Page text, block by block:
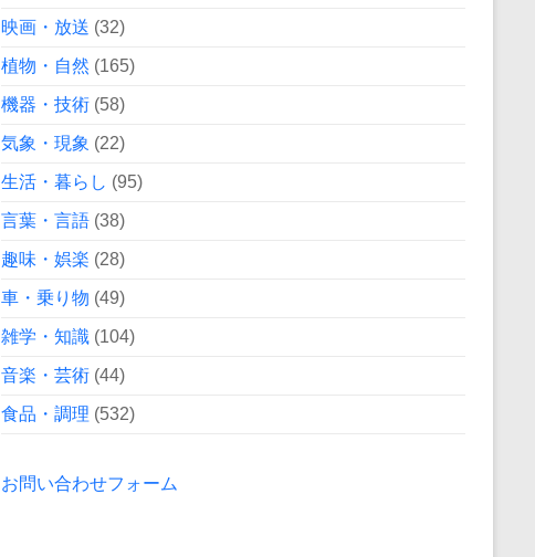
映画・放送 (32)
植物・自然 (165)
機器・技術 (58)
気象・現象 (22)
生活・暮らし (95)
言葉・言語 (38)
趣味・娯楽 (28)
車・乗り物 (49)
雑学・知識 (104)
音楽・芸術 (44)
食品・調理 (532)
お問い合わせフォーム